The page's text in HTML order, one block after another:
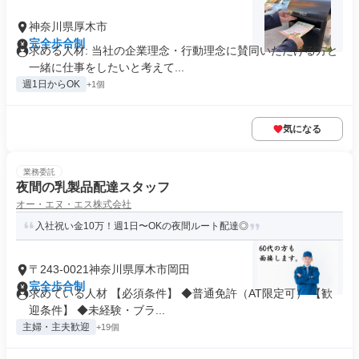
神奈川県厚木市
完全歩合制
求める人材: 当社の企業理念・行動理念に賛同いただける方と
一緒に仕事をしたいと考えて...
週1日からOK +1個
気になる
業務委託
夜間の乳製品配達スタッフ
オー・エヌ・エス株式会社
入社祝い金10万！週1日〜OKの夜間ルート配達◎
〒243-0021神奈川県厚木市岡田
完全歩合制
求めている人材 【必須条件】 ◆普通免許（AT限定可） 【歓
迎条件】 ◆未経験・ブラ...
主婦・主夫歓迎 +19個